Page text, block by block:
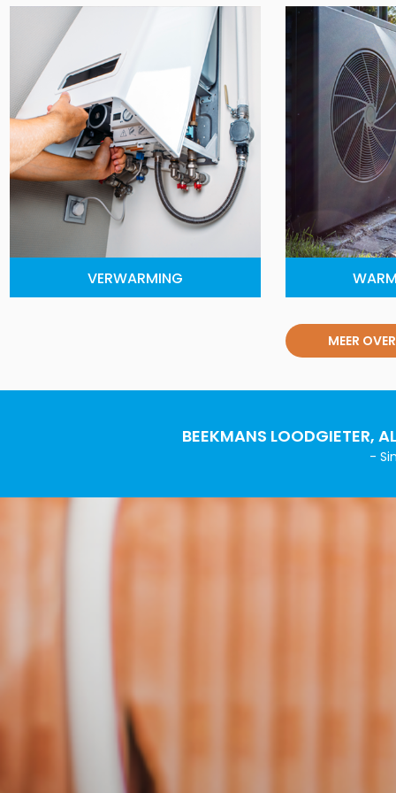
VERWARMING
MEER
BEEKMANS LOODGIETER,
-